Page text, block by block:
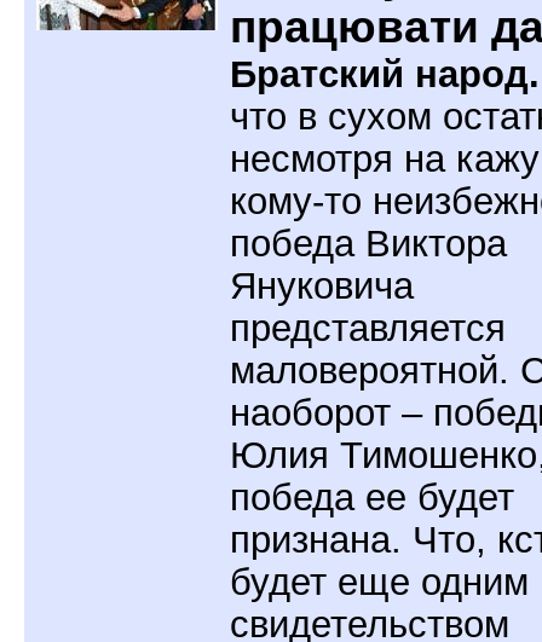
працювати
Братский народ.
что в сухом
несмотря на
кому-то
победа Виктора
Януковича
представляется
маловероятной.
наоборот –
Юлия
победа ее будет
признана. Что,
будет еще одним
свидетельством